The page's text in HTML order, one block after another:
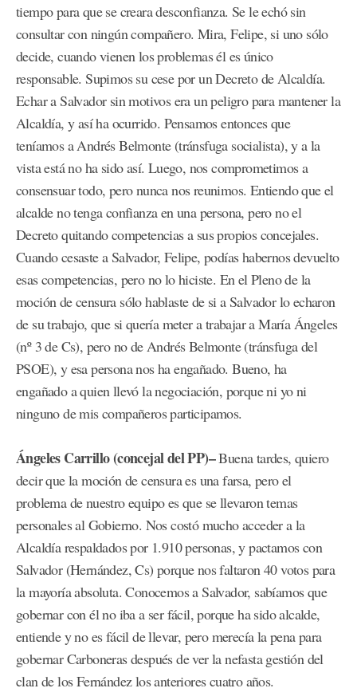
tiempo para que se creara desconfianza. Se le echó sin
consultar con ningún compañero. Mira, Felipe, si uno sólo
decide, cuando vienen los problemas él es único
responsable. Supimos su cese por un Decreto de Alcaldía.
Echar a Salvador sin motivos era un peligro para mantener la
Alcaldía, y así ha ocurrido. Pensamos entonces que
teníamos a Andrés Belmonte (tránsfuga socialista), y a la
vista está no ha sido así. Luego, nos comprometimos a
consensuar todo, pero nunca nos reunimos. Entiendo que el
alcalde no tenga confianza en una persona, pero no el
Decreto quitando competencias a sus propios concejales.
Cuando cesaste a Salvador, Felipe, podías habernos devuelto
esas competencias, pero no lo hiciste. En el Pleno de la
moción de censura sólo hablaste de si a Salvador lo echaron
de su trabajo, que si quería meter a trabajar a María Ángeles
(nº 3 de Cs), pero no de Andrés Belmonte (tránsfuga del
PSOE), y esa persona nos ha engañado. Bueno, ha
engañado a quien llevó la negociación, porque ni yo ni
ninguno de mis compañeros participamos.
Ángeles Carrillo (concejal del PP)–Buena tardes, quiero
decir que la moción de censura es una farsa, pero el
problema de nuestro equipo es que se llevaron temas
personales al Gobierno. Nos costó mucho acceder a la
Alcaldía respaldados por 1.910 personas, y pactamos con
Salvador (Hernández, Cs) porque nos faltaron 40 votos para
la mayoría absoluta. Conocemos a Salvador, sabíamos que
gobernar con él no iba a ser fácil, porque ha sido alcalde,
entiende y no es fácil de llevar, pero merecía la pena para
gobernar Carboneras después de ver la nefasta gestión del
clan de los Fernández los anteriores cuatro años.